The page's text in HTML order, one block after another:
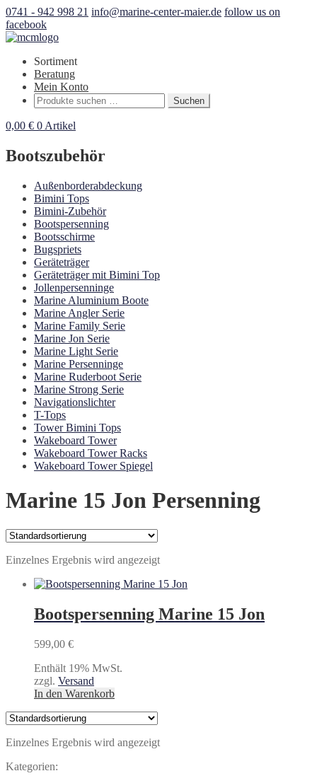
0741 - 942 998 21 info@marine-center-maier.de follow us on
facebook
Sortiment
Beratung
Mein Konto
Suchen
nach:
Suchen
0,00 € 0 Artikel
Bootszubehör
Außenborderabdeckung
Bimini Tops
Bimini-Zubehör
Bootspersenning
Bootsschirme
Bugspriets
Geräteträger
Geräteträger mit Bimini Top
Jollenpersenninge
Marine Aluminium Boote
Marine Angler Serie
Marine Family Serie
Marine Jon Serie
Marine Light Serie
Marine Persenninge
Marine Ruderboot Serie
Marine Strong Serie
Navigationslichter
T-Tops
Tower Bimini Tops
Wakeboard Tower
Wakeboard Tower Racks
Wakeboard Tower Spiegel
Marine 15 Jon Persenning
Einzelnes Ergebnis wird angezeigt
Bootspersenning Marine 15 Jon
599,00 €
Enthält 19% MwSt.
zzgl. Versand
In den Warenkorb
Einzelnes Ergebnis wird angezeigt
Kategorien: